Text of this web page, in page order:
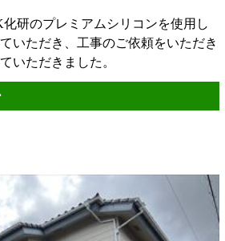
研のプレミアムシリコンを使用し
いただき、工事のご依頼をいただき
いただきました。